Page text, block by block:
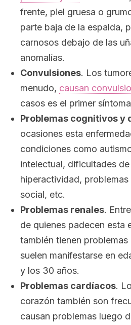
frente, piel gruesa o
parte baja de la espalda,
carnosos debajo de las
anomalías.
Convulsiones. Los
menudo, causan
casos es el primer
Problemas cognitivosy
ocasiones esta
condiciones como
intelectual, dificultades
hiperactividad,
social, etc.
Problemas renales.
de quienes padecen esta
también tienen problemas
suelen manifestarse en
y los 30 años.
Problemas cardíacos.
corazón también son
causan problemas luego